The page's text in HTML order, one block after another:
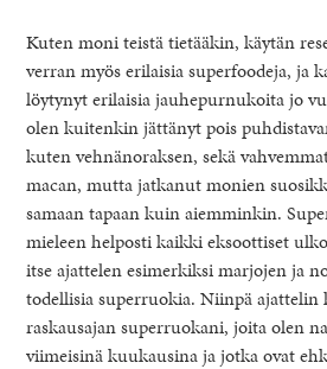
Kuten moni teistä tietääkin, käytän
verran myös erilaisia superfoodeja, ja
löytynyt erilaisia jauhepurnukoita jo
olen kuitenkin jättänyt pois
kuten vehnänoraksen, sekä
macan, mutta jatkanut monien
samaan tapaan kuin aiemminkin.
mieleen helposti kaikki eksoottiset
itse ajattelen esimerkiksi marjojen ja
todellisia superruokia. Niinpä ajattelin
raskausajan superruokani, joita olen
viimeisinä kuukausina ja jotka ovat